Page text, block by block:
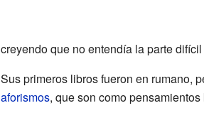
creyendo que no entendía la parte
Sus primeros libros fueron en rumano,
aforismos, que son como